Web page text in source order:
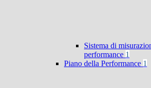
Sistema di
performance 1
Piano della Performance 1